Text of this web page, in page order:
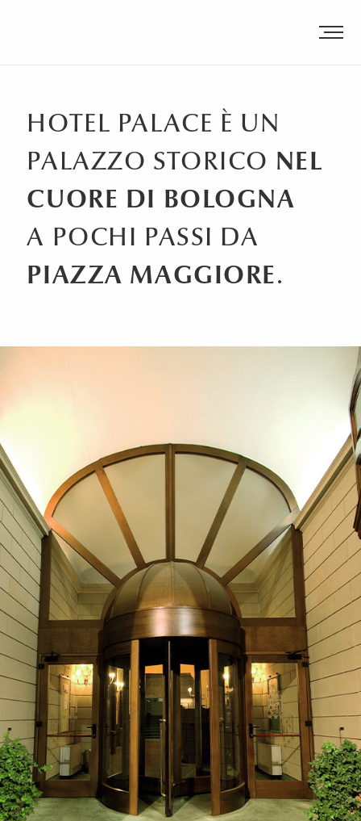
Hotel Palace 3 Stelle BolognaHotel
HOTEL PALACE È UN
PALAZZO STORICO NEL
CUORE DI BOLOGNA
A POCHI PASSI DA
PIAZZA MAGGIORE.